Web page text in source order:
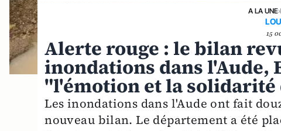
A LA UNE›
15
Alerte rouge : le bilan
inondations dans l'Aude,
"l'émotion et la solidarité
Les inondations dans l'Aude ont fait
nouveau bilan. Le département a été